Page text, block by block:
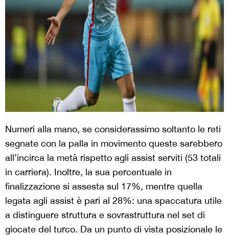
Numeri alla mano, se considerassimo soltanto le reti
segnate con la palla in movimento queste sarebbero
all’incirca la metà rispetto agli assist serviti (53 totali
in carriera). Inoltre, la sua percentuale in
finalizzazione si assesta sul 17%, mentre quella
legata agli assist è pari al 28%: una spaccatura utile
a distinguere struttura e sovrastruttura nel set di
giocate del turco. Da un punto di vista posizionale le